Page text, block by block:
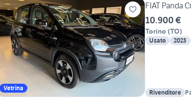
Vetrina
FIAT Panda
10.900 €
Torino (TO)
Usato 2023
Rivenditore